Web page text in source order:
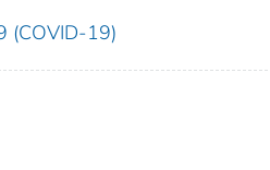
(COVID-19)